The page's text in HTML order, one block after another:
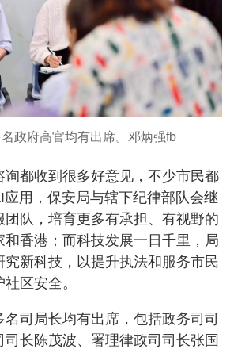
政府高官均有出席。邓炳强fb
询都收到很多好意见，不少市民都
用，保安局与辖下纪律部队会继
团队，培育更多有承担、有视野的
和香港；而科技发展一日千里，局
究新科技，以提升执法和服务市民
区安全。
司局长均有出席，包括政务司司
长陈茂波、署理律政司司长张国